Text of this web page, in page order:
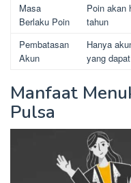
Masa
Berlaku Poin
Poin akan
tahun
Pembatasan
Akun
Hanya
yang
Manfaat
Pulsa